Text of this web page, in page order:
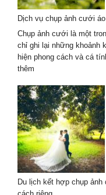
dịp
kỷ
niệm
tình
yêu
Dịch vụ chụp ảnh cưới
Chụp ảnh cưới là một
chỉ ghi lại những khoảnh
hiện phong cách và cá
thêm
vụ
chụp
ảnh
cưới
áo
dài
kết
hợp
du
Du lịch kết hợp chụp